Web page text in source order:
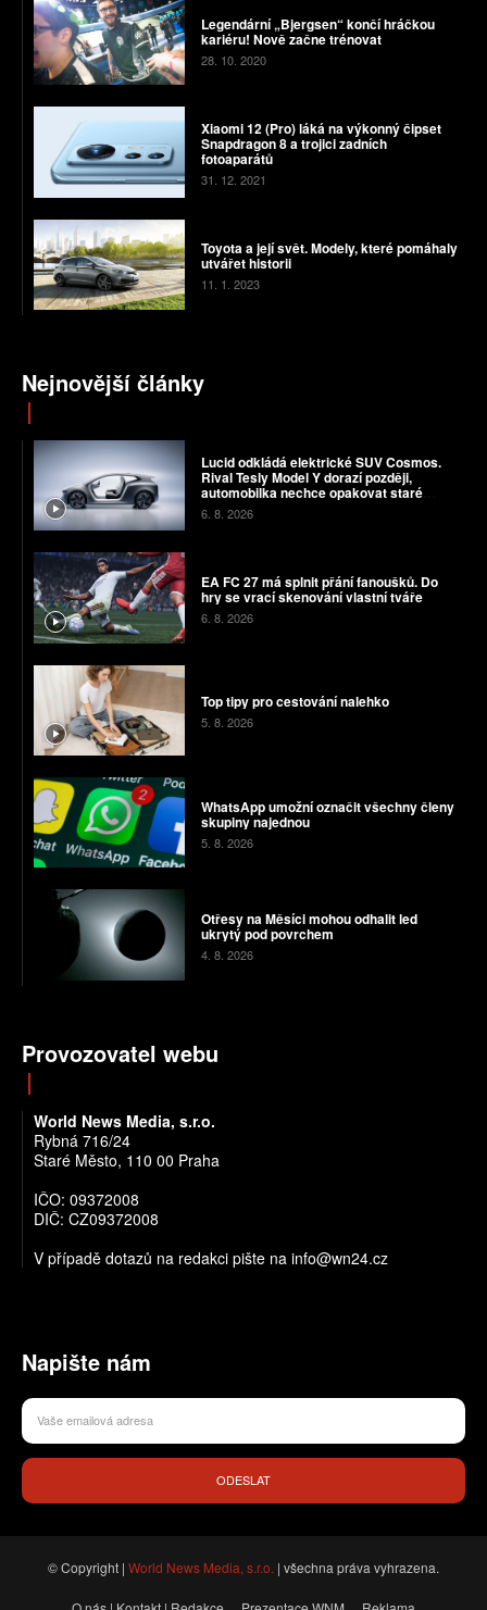
Legendární „Bjergsen“ končí hráčkou
kariéru! Nově začne trénovat
28. 10. 2020
Xiaomi 12 (Pro) láká na výkonný čipset
Snapdragon 8 a trojici zadních
fotoaparátů
31. 12. 2021
Toyota a její svět. Modely, které pomáhaly
utvářet historii
11. 1. 2023
Nejnovější články
Lucid odkládá elektrické SUV Cosmos.
Rival Tesly Model Y dorazí později,
automobilka nechce opakovat staré
chyby
6. 8. 2026
EA FC 27 má splnit přání fanoušků. Do
hry se vrací skenování vlastní tváře
6. 8. 2026
Top tipy pro cestování nalehko
5. 8. 2026
WhatsApp umožní označit všechny členy
skupiny najednou
5. 8. 2026
Otřesy na Měsíci mohou odhalit led
ukrytý pod povrchem
4. 8. 2026
Provozovatel webu
World News Media, s.r.o.
Rybná 716/24
Staré Město, 110 00 Praha
IČO: 09372008
DIČ: CZ09372008
V případě dotazů na redakci pište na info@wn24.cz
Napište nám
ODESLAT
© Copyright | World News Media, s.r.o. | všechna práva vyhrazena.